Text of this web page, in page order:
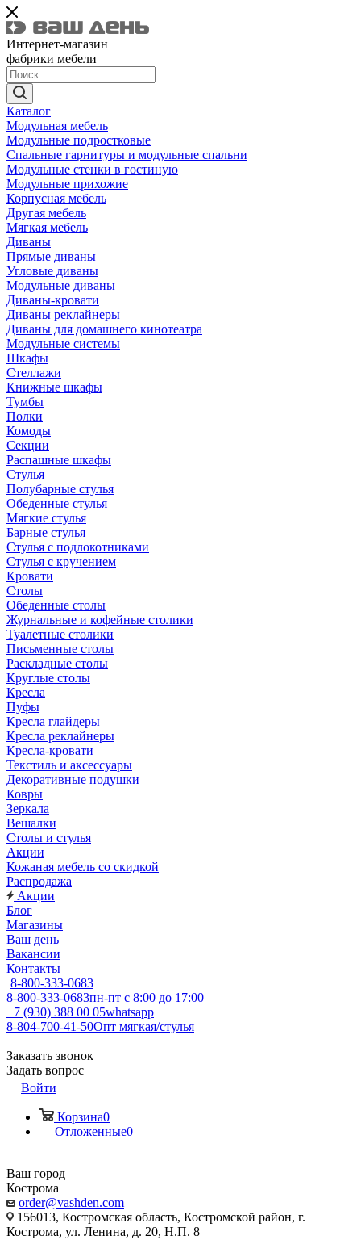
Интернет-магазин
фабрики мебели
Каталог
Модульная мебель
Модульные подростковые
Спальные гарнитуры и модульные спальни
Модульные стенки в гостиную
Модульные прихожие
Корпусная мебель
Другая мебель
Мягкая мебель
Диваны
Прямые диваны
Угловые диваны
Модульные диваны
Диваны-кровати
Диваны реклайнеры
Диваны для домашнего кинотеатра
Модульные системы
Шкафы
Стеллажи
Книжные шкафы
Тумбы
Полки
Комоды
Секции
Распашные шкафы
Стулья
Полубарные стулья
Обеденные стулья
Мягкие стулья
Барные стулья
Стулья с подлокотниками
Стулья с кручением
Кровати
Столы
Обеденные столы
Журнальные и кофейные столики
Туалетные столики
Письменные столы
Раскладные столы
Круглые столы
Кресла
Пуфы
Кресла глайдеры
Кресла реклайнеры
Кресла-кровати
Текстиль и аксессуары
Декоративные подушки
Ковры
Зеркала
Вешалки
Столы и стулья
Акции
Кожаная мебель со скидкой
Распродажа
Акции
Блог
Магазины
Ваш день
Вакансии
Контакты
8-800-333-0683
8-800-333-0683пн-пт с 8:00 до 17:00
+7 (930) 388 00 05whatsapp
8-804-700-41-50Опт мягкая/стулья
Заказать звонок
Задать вопрос
Войти
Корзина0
Отложенные0
Ваш город
Кострома
order@vashden.com
156013, Костромская область, Костромской район, г.
Кострома, ул. Ленина, д. 20, Н.П. 8